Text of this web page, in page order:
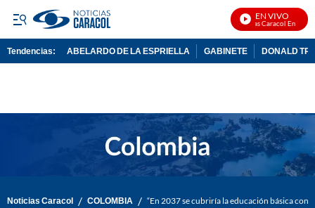
EN VIVO
Noticias Caracol En Vivo
Tendencias: ABELARDO DE LA ESPRIELLA GABINETE DONALD
Noticias Caracol / COLOMBIA / “En 2037 se cubriría la educación básica con